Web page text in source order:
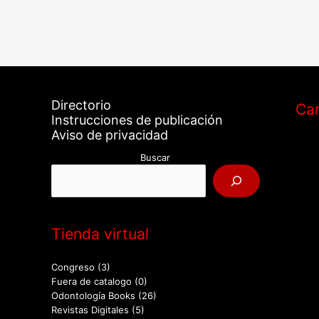
Directorio
Instrucciones de publicación
Aviso de privacidad
Buscar
Tienda virtual
Congreso (3)
Fuera de catalogo (0)
Odontología Books (26)
Revistas Digitales (5)